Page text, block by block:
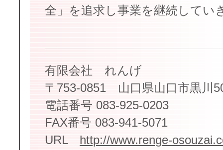
全」を追求し事業を継続してい
有限会社 れんげ
〒753-0851 山口県山口市黒川
電話番号 083-925-0203
FAX番号 083-941-5071
URL http://www.renge-